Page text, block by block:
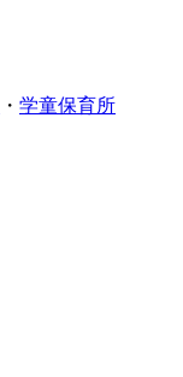
・ 学童保育所